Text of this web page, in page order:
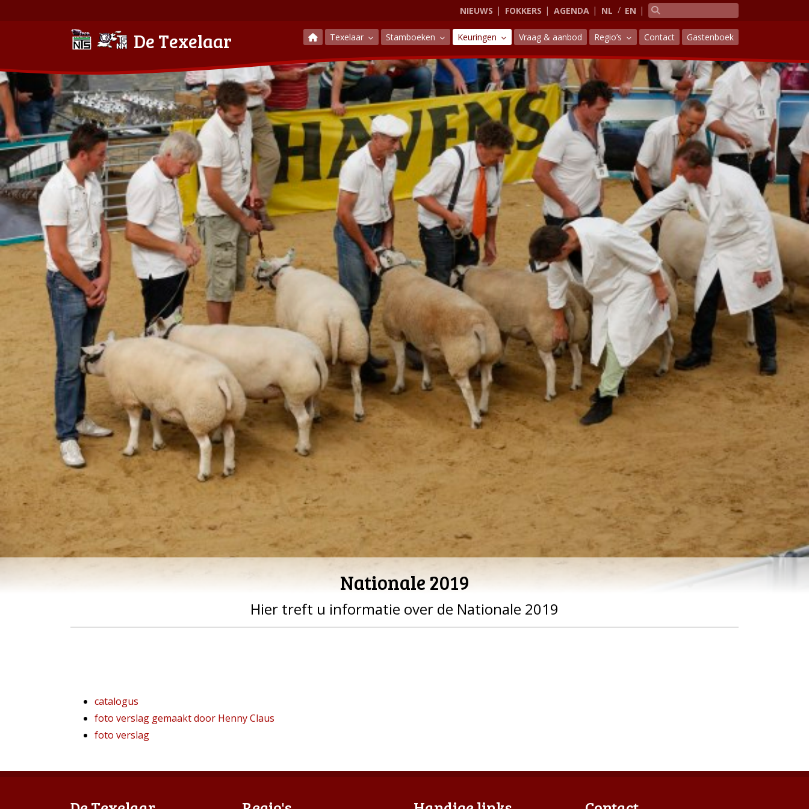
NIEUWS FOKKERS AGENDA NL EN
De Texelaar Texelaar Stamboeken Keuringen Vraag & aanbod Regio’s Contact Gastenboek
Nationale 2019
Hier treft u informatie over de Nationale 2019
catalogus
foto verslag gemaakt door Henny Claus
foto verslag